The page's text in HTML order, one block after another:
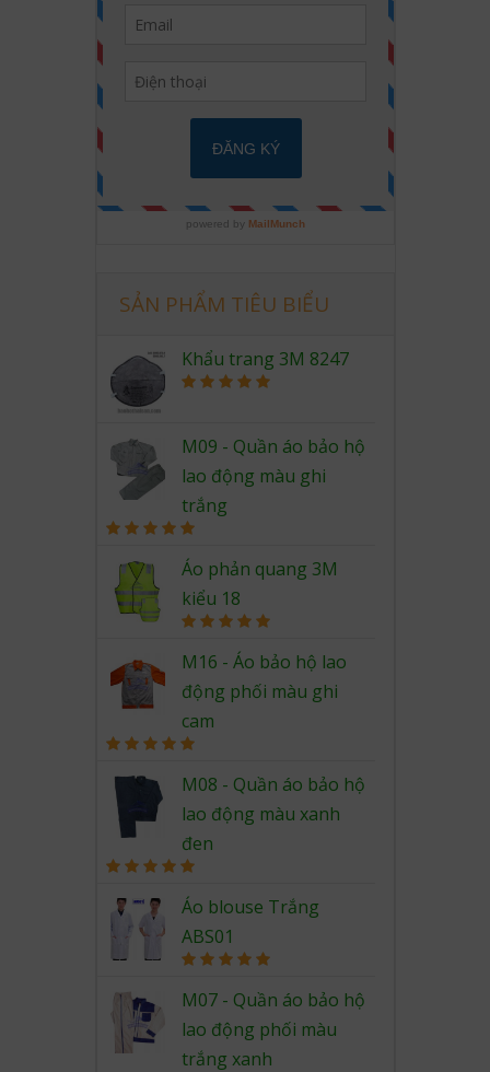
SẢN PHẨM TIÊU BIỂU
Khẩu trang 3M 8247
M09 - Quần áo bảo hộ
lao động màu ghi
trắng
out of 5
Áo phản quang 3M
kiểu 18
out of 5
M16 - Áo bảo hộ lao
động phối màu ghi
cam
out of 5
M08 - Quần áo bảo hộ
lao động màu xanh
đen
out of 5
Áo blouse Trắng
ABS01
out of 5
M07 - Quần áo bảo hộ
lao động phối màu
trắng xanh